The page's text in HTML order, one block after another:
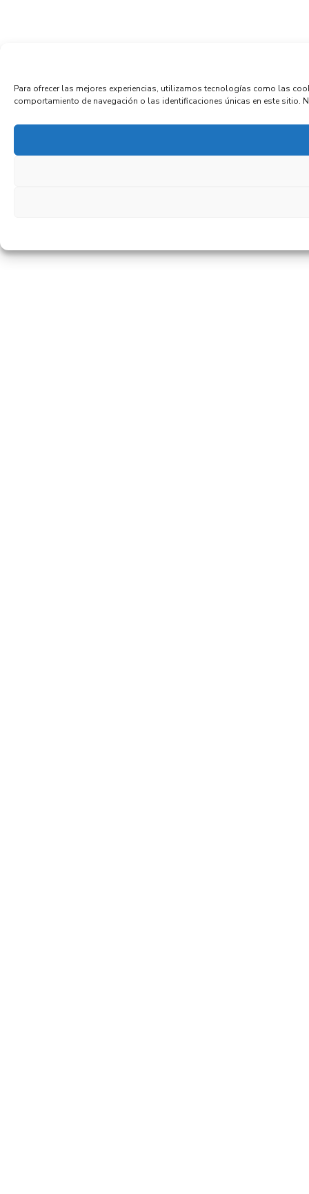
Para ofrecer las mejores experiencias, utilizamos tecnologías como las
comportamiento de navegación o las identificaciones únicas en este sitio.